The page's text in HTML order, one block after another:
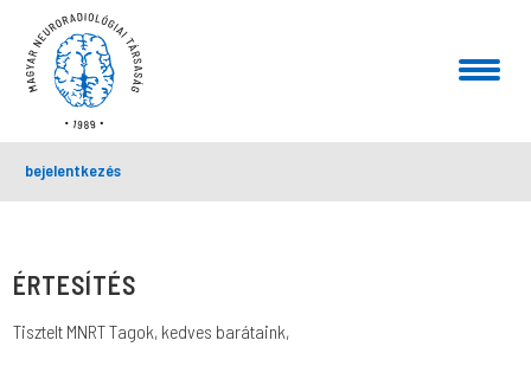
bejelentkezés
ÉRTESÍTÉS
Tisztelt MNRT Tagok, kedves barátaink,